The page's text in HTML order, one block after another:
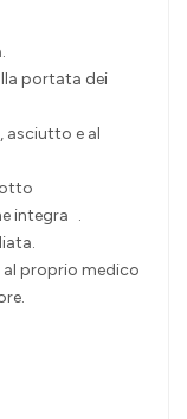
portata dei
asciutto e al
integra .
proprio medico